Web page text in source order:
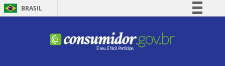
BRASIL
Comunica BR